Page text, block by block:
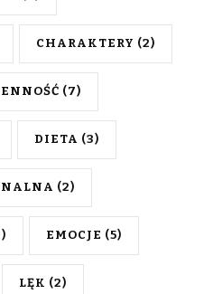
CHARAKTERY (2)
(7)
DIETA (3)
(2)
EMOCJE (5)
LĘK (2)